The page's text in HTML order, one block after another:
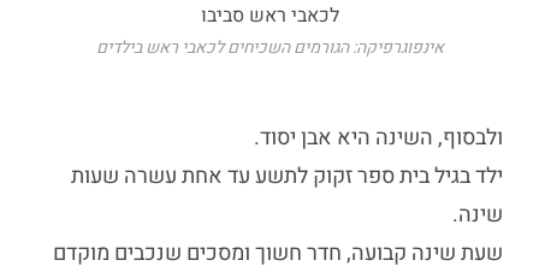
אינפוגרפיקה: הגורמים השכיחים לכאבי ראש בילדים
ולבסוף, השינה היא אבן יסוד.
ילד בגיל בית ספר זקוק לתשע עד אחת עשרה שעות
שינה.
שעת שינה קבועה, חדר חשוך ומסכים שנכבים מוקדם